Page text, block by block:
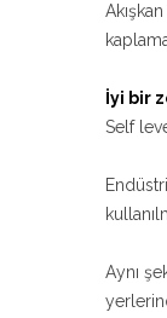
İyi bir
Self
Aynı